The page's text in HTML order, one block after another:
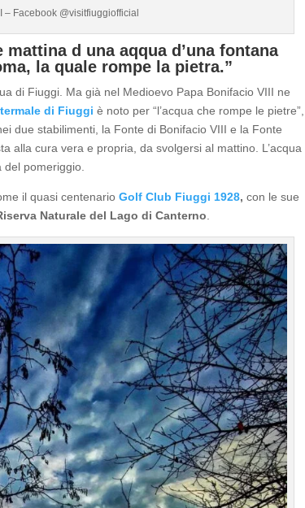
– Facebook @visitfiuggiofficial
d una aqqua d’una fontana
la quale rompe la pietra.”
di Fiuggi. Ma già nel Medioevo Papa Bonifacio VIII ne
di Fiuggi è noto per “l’acqua che rompe le pietre”,
due stabilimenti, la Fonte di Bonifacio VIII e la Fonte
alla cura vera e propria, da svolgersi al mattino. L’acqua
pomeriggio.
il quasi centenarioGolf Club Fiuggi 1928, con le sue
Naturale del Lago di Canterno